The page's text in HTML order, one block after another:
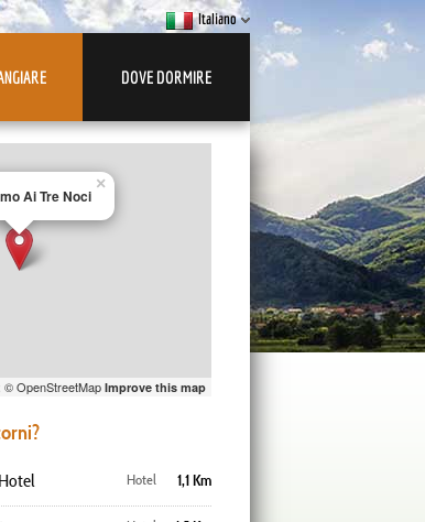
Italiano
DOVE DORMIRE
Ai Tre Noci
×
©OpenStreetMap Improve this map
1,1 Km
Hotel